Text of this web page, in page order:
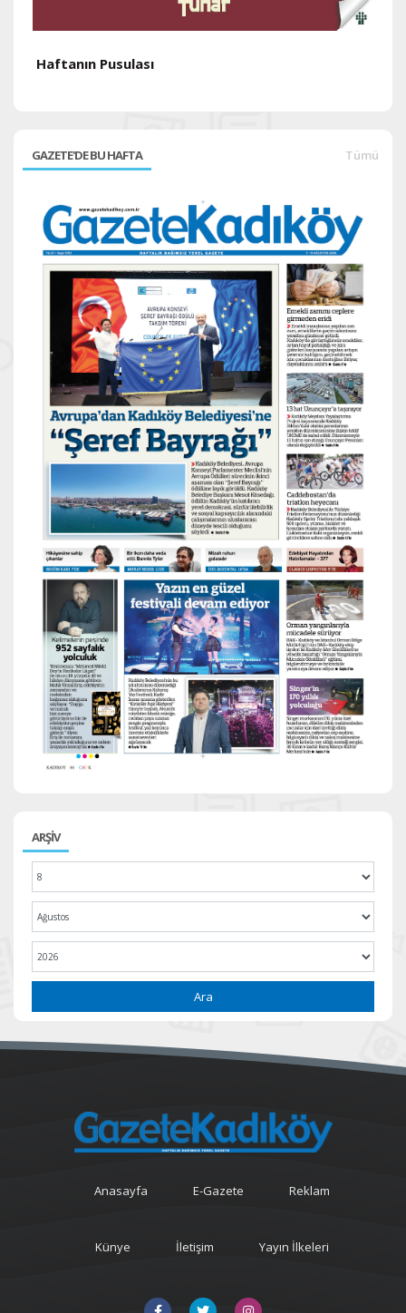
Haftanın Pusulası
GAZETE'DE BU HAFTA Tümü
ARŞİV
Ara
Anasayfa E-Gazete Reklam
Künye İletişim Yayın İlkeleri